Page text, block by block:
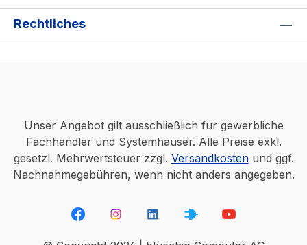
Rechtliches
Unser Angebot gilt ausschließlich für gewerbliche
Fachhändler und Systemhäuser. Alle Preise exkl.
gesetzl. Mehrwertsteuer zzgl. Versandkostenund ggf.
Nachnahmegebühren, wenn nicht anders angegeben.